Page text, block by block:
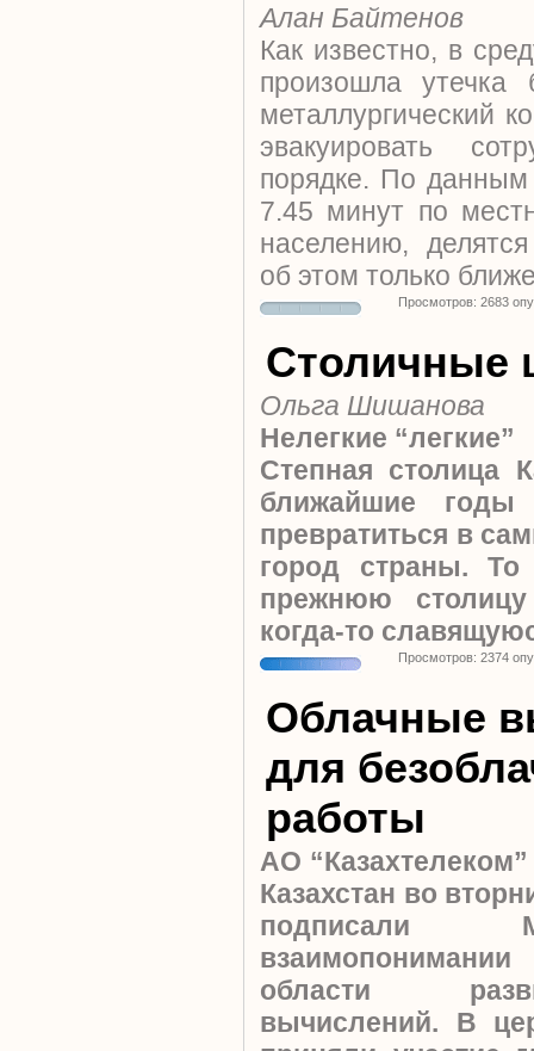
Алан Байтенов
Как известно, в
произошла утечка
металлургический
эвакуировать
порядке. По
7.45 минут по
населению,
об этом только
Просмотров: 2683
Столичные
Ольга Шишанова
Нелегкие “легкие”
Степная столица
ближайшие годы
превратиться в
город страны. То
прежнюю
когда-то
Просмотров: 2374
Облачные
для
работы
АО
Казахстан во
подписали
взаимопонимании
области
вычислений. В